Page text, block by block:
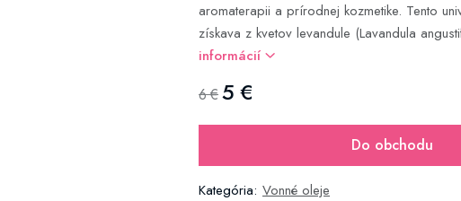
aromaterapii a prírodnej kozmetike. Tento
získava z kvetov levandule (Lavandula
informácií
6 €5 €
Do obchodu
Kategória: Vonné oleje